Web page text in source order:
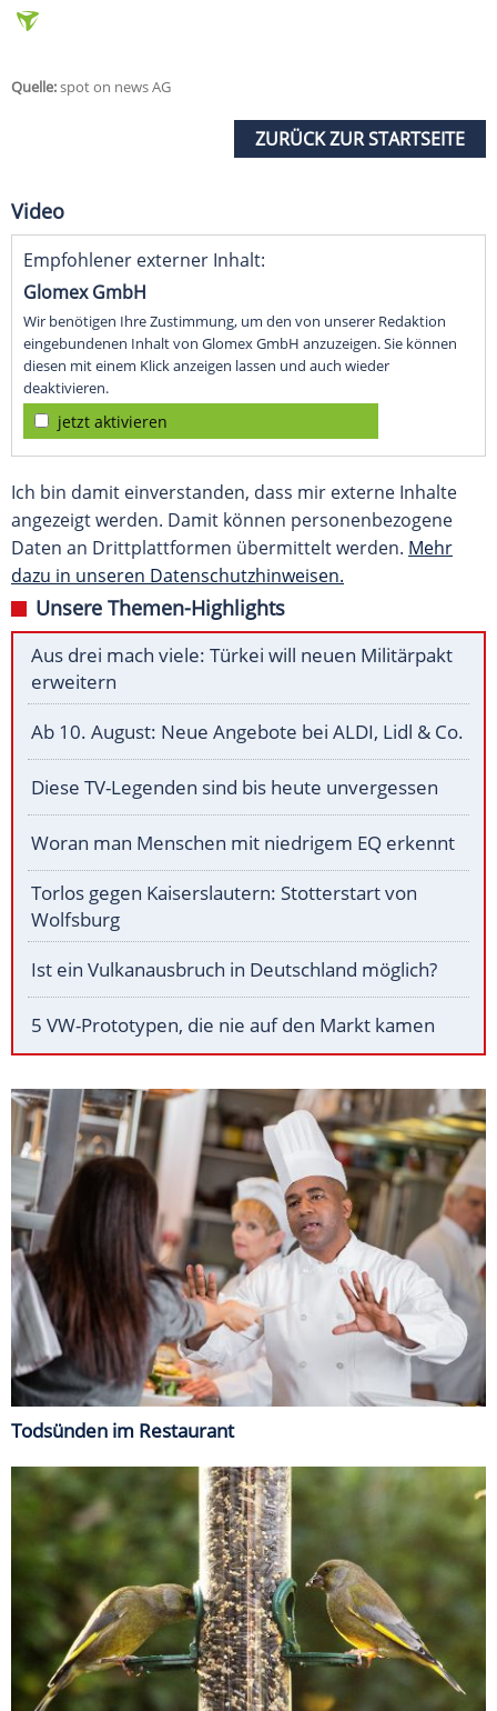
Quelle:spot on news AG
ZURÜCK ZUR STARTSEITE
Video
Empfohlener externer Inhalt:
Glomex GmbH
Wir benötigen Ihre Zustimmung, um den von unserer Redaktion
eingebundenen Inhalt von Glomex GmbH anzuzeigen. Sie können
diesen mit einem Klick anzeigen lassen und auch wieder
deaktivieren.
jetzt aktivieren
Ich bin damit einverstanden, dass mir externe Inhalte
angezeigt werden. Damit können personenbezogene
Daten an Drittplattformen übermittelt werden. Mehr
dazu in unseren Datenschutzhinweisen.
Unsere Themen-Highlights
Aus drei mach viele: Türkei will neuen Militärpakt
erweitern
Ab 10. August: Neue Angebote bei ALDI, Lidl & Co.
Diese TV-Legenden sind bis heute unvergessen
Woran man Menschen mit niedrigem EQ erkennt
Torlos gegen Kaiserslautern: Stotterstart von
Wolfsburg
Ist ein Vulkanausbruch in Deutschland möglich?
5 VW-Prototypen, die nie auf den Markt kamen
Todsünden im Restaurant